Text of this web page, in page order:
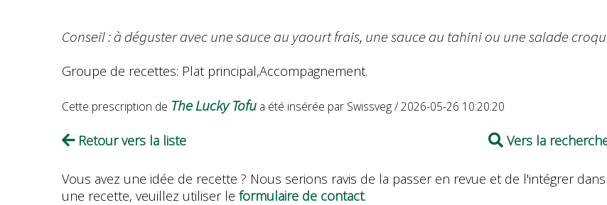
Conseil : à déguster avec une sauce au yaourt frais, une sauce au tahini ou une salade
Groupe de recettes: Plat principal,Accompagnement.
Cette prescription de The Lucky Tofu a été insérée par Swissveg / 2026-05-26 10:20:20
Retour vers la liste Vers la
Vous avez une idée de recette ? Nous serions ravis de la passer en revue et de l'intégrer
une recette, veuillez utiliser le formulaire de contact.